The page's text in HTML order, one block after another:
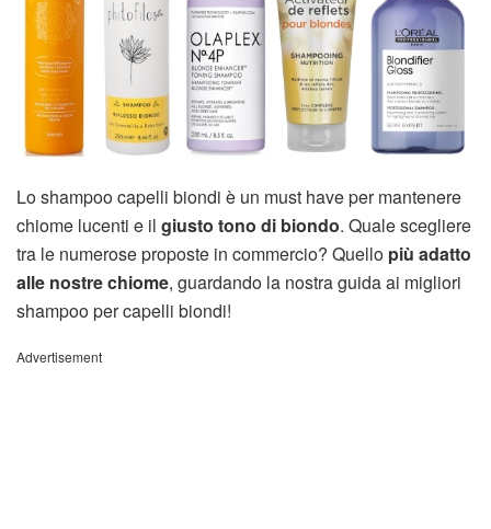
Lo shampoo capelli biondi è un must have per mantenere
chiome lucenti e il giusto tono di biondo. Quale scegliere
tra le numerose proposte in commercio? Quello più adatto
alle nostre chiome, guardando la nostra guida ai migliori
shampoo per capelli biondi!
Advertisement